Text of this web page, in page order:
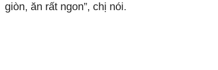
giòn, ăn rất ngon”, chị nói.